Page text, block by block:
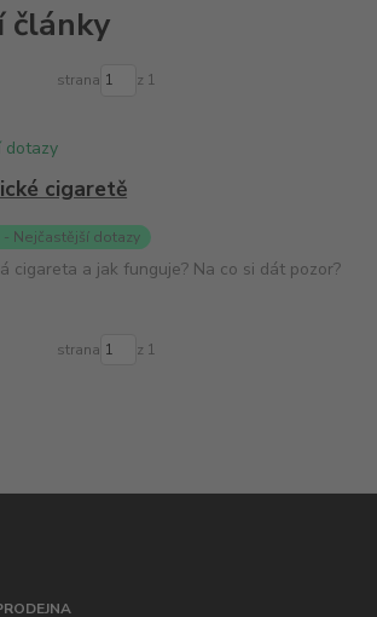
články
strana z 1
cigaretě
- Nejčastější dotazy
cigareta a jak funguje? Na co si dát pozor?
strana z 1